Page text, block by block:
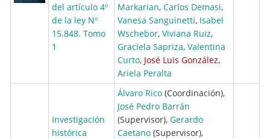
del artículo 4º
de la ley Nº
15.848. Tomo
1
Markarian, Carlos Demasi,
Vanesa Sanguinetti, Isabel
Wschebor, Viviana Ruiz,
Graciela Sapriza, Valentina
Curto, José Luis González,
Ariela Peralta
Investigación
histórica
Álvaro Rico (Coordinación),
José Pedro Barrán
(Supervisor), Gerardo
Caetano (Supervisor),